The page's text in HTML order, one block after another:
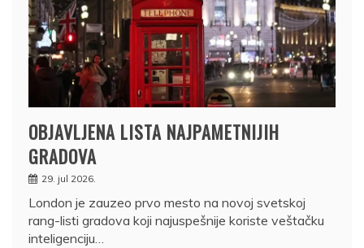
OBJAVLJENA LISTA NAJPAMETNIJIH
GRADOVA
29. jul 2026.
London je zauzeo prvo mesto na novoj svetskoj
rang-listi gradova koji najuspešnije koriste veštačku
inteligenciju…